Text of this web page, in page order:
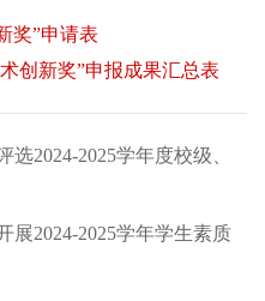
奖”申请表
创新奖”申报成果汇总表
选2024-2025学年度校级、
展2024-2025学年学生素质